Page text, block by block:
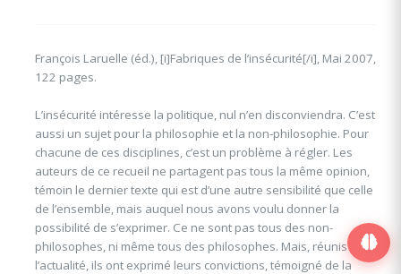
François Laruelle (éd.), [i]Fabriques de l’insécurité[/i], Mai 2007,
122 pages.
L’insécurité intéresse la politique, nul n’en disconviendra. C’est
aussi un sujet pour la philosophie et la non-philosophie. Pour
chacune de ces disciplines, c’est un problème à régler. Les
auteurs de ce recueil ne partagent pas tous la même opinion,
témoin le dernier texte qui est d’une autre sensibilité que celle
de l’ensemble, mais auquel nous avons voulu donner la
possibilité de s’exprimer. Ce ne sont pas tous des non-
philosophes, ni même tous des philosophes. Mais, réunis par
l’actualité, ils ont exprimé leurs convictions, témoigné de la